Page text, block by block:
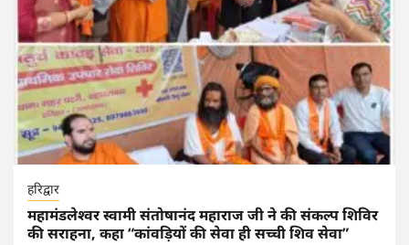
हरिद्वार
महामंडलेश्वर स्वामी संतोषानंद महाराज जी ने की संकल्प शिविर
की सराहना, कहा “कांवड़ियों की सेवा ही सच्ची शिव सेवा”